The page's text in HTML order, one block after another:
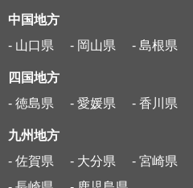
中国地方
- 山口県
- 岡山県 - 島根県
四国地方
- 徳島県
- 愛媛県 - 香川県
九州地方
- 佐賀県
- 大分県 - 宮崎県